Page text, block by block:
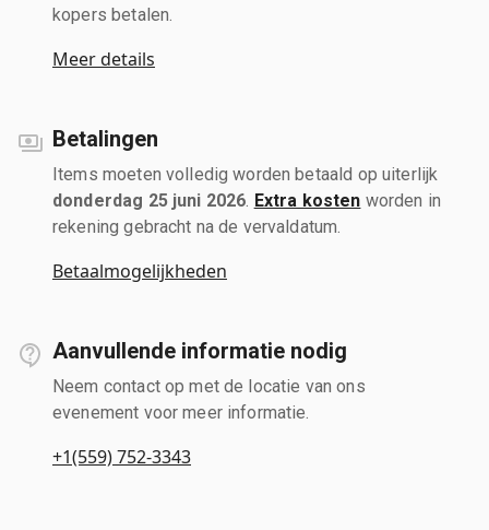
kopers betalen.
Meer details
Betalingen
Items moeten volledig worden betaald op uiterlijk
donderdag 25 juni 2026 Extra kosten worden in
rekening gebracht na de vervaldatum.
Betaalmogelijkheden
Aanvullende informatie nodig
Neem contact op met de locatie van ons
evenement voor meer informatie.
+1(559) 752-3343